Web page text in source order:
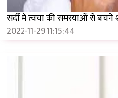
सर्दी में त्वचा की समस्याओं से
2022-11-29 11:15:44